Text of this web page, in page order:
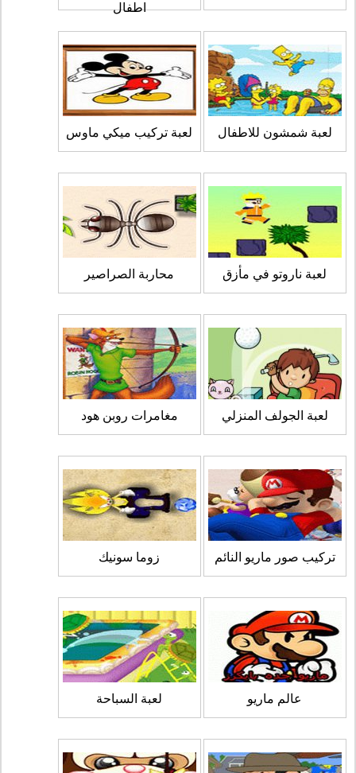
اطفال
لعبة شمشون للاطفال لعبة تركيب ميكي ماوس
لعبة ناروتو في مأزق محاربة الصراصير
لعبة الجولف المنزلي مغامرات روبن هود
تركيب صور ماريو النائم زوما سونيك
عالم ماريو لعبة السباحة